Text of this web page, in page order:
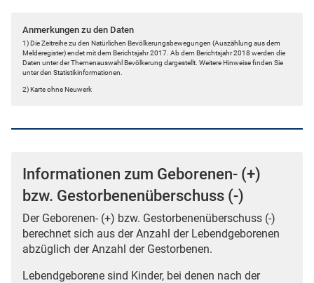
Anmerkungen zu den Daten
1) Die Zeitreihe zu den Natürlichen Bevölkerungsbewegungen (Auszählung aus dem
Melderegister) endet mit dem Berichtsjahr 2017. Ab dem Berichtsjahr 2018 werden die
Daten unter der Themenauswahl Bevölkerung dargestellt. Weitere Hinweise finden Sie
unter den Statistikinformationen.
2) Karte ohne Neuwerk
Informationen zum Geborenen- (+)
bzw. Gestorbenenüberschuss (-)
Der Geborenen- (+) bzw. Gestorbenenüberschuss (-)
berechnet sich aus der Anzahl der Lebendgeborenen
abzüglich der Anzahl der Gestorbenen.
Lebendgeborene sind Kinder, bei denen nach der